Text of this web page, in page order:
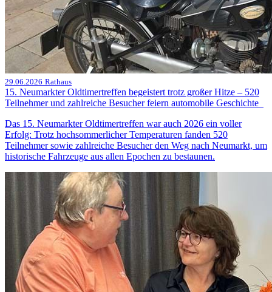
29.06.2026 Rathaus
15. Neumarkter Oldtimertreffen begeistert trotz großer Hitze – 520
Teilnehmer und zahlreiche Besucher feiern automobile Geschichte
Das 15. Neumarkter Oldtimertreffen war auch 2026 ein voller
Erfolg: Trotz hochsommerlicher Temperaturen fanden 520
Teilnehmer sowie zahlreiche Besucher den Weg nach Neumarkt, um
historische Fahrzeuge aus allen Epochen zu bestaunen.